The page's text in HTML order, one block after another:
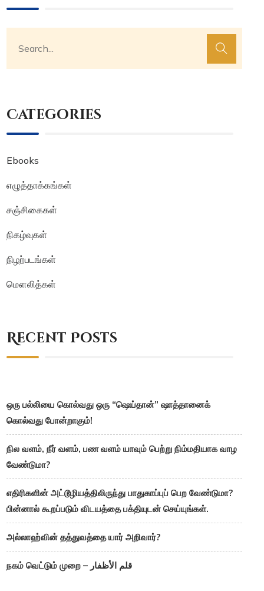
Categories
Ebooks
எழுத்தாக்கங்கள்
சஞ்சிகைகள்
நிகழ்வுகள்
நிழற்படங்கள்
மௌலித்கள்
Recent Posts
ஒரு பல்லியை கொல்வது ஒரு “ஷெய்தான்” ஷாத்தானைக்
கொல்வது போன்றாகும்!
நில வளம், நீர் வளம், பண வளம் யாவும் பெற்று நிம்மதியாக வாழ
வேண்டுமா?
எதிரிகளின் அட்டூழியத்திலிருந்து பாதுகாப்புப் பெற வேண்டுமா?
பின்னால் கூறப்படும் விடயத்தை பக்தியுடன் செய்யுங்கள்.
அல்லாஹ்வின் தத்துவத்தை யார் அறிவார்?
நகம் வெட்டும் முறை – قلم الأظفار